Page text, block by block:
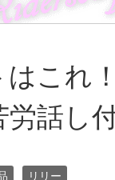
これ
話し
リリー